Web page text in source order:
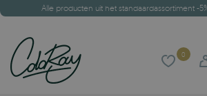
Alle producten uit het standaardassortiment -
0